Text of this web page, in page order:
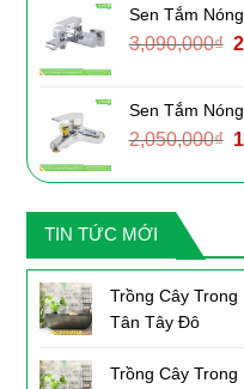
Sen Tắm
3,090,000₫
Sen Tắm
2,050,000₫
TIN TỨC MỚI
Trồng Cây Trong
Tân Tây Đô
Trồng Cây Trong